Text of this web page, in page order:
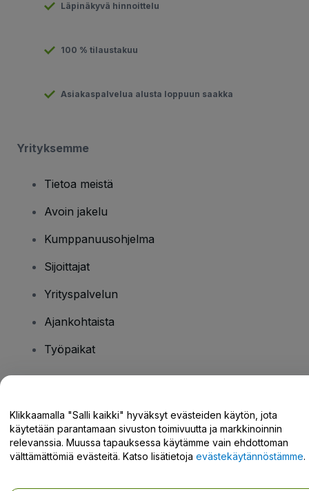
Läpinäkyvä hinnoittelu
100 % tilaustakuu
Asiakaspalvelua alusta loppuun saakka
Yrityksemme
Tietoa meistä
Avoin jakelu
Kumppanuusohjelma
Sijoittajat
Yrityspalvelun
Ajankohtaista
Työpaikat
Tukikeskus / Ota meihin yhteyttä
Klikkaamalla "Salli kaikki" hyväksyt evästeiden käytön, jota
käytetään parantamaan sivuston toimivuutta ja markkinoinnin
relevanssia. Muussa tapauksessa käytämme vain ehdottoman
välttämättömiä evästeitä. Katso lisätietoja evästekäytännöstämme.